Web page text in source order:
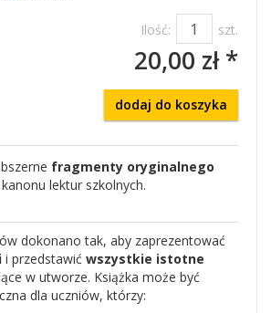
Ilość: szt.
20,00 zł *
dodaj do koszyka
fragmenty oryginalnego
lektur szkolnych.
dokonano tak, aby zaprezentować
i przedstawić wszystkie istotne
w utworze. Książka może być
dla uczniów, którzy: